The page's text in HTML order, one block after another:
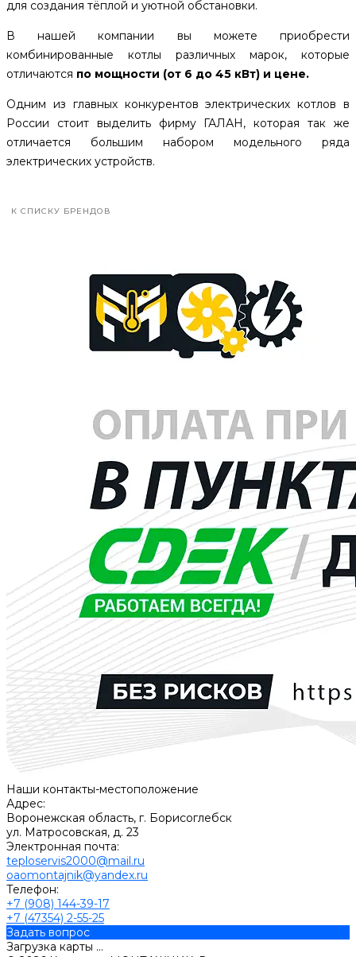
для создания тёплой и уютной обстановки.
В нашей компании вы можете приобрести
комбинированные котлы различных марок, которые
отличаются по мощности (от 6 до 45 кВт) и цене.
Одним из главных конкурентов электрических котлов в
России стоит выделить фирму ГАЛАН, которая так же
отличается большим набором модельного ряда
электрических устройств.
К СПИСКУ БРЕНДОВ
Наши контакты-местоположение
Адрес:
Воронежская область, г. Борисоглебск
ул. Матросовская, д. 23
Электронная почта:
teploservis2000@mail.ru
oaomontajnik@yandex.ru
Телефон:
+7 (908) 144-39-17
+7 (47354) 2-55-25
Задать вопрос
Загрузка карты ...